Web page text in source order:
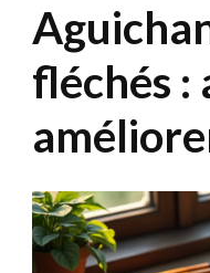
fléchés :